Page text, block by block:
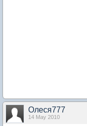
Олеся777
14 May 2010